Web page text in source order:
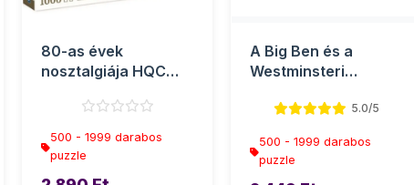
80-as évek
nosztalgiája HQC
Clementoni
500 - 1999 darabos
puzzle
A Big Ben és a
Westminsteri
Panoráma puz...5.0/5
500 - 1999 darabos
puzzle